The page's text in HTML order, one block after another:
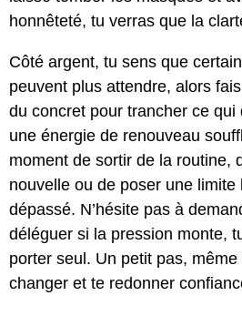
honnêteté, tu verras que la
Côté argent, tu sens que
peuvent plus attendre, alors
du concret pour trancher ce qui
une énergie de renouveau
moment de sortir de la routine,
nouvelle ou de poser une limite
dépassé. N’hésite pas à
déléguer si la pression monte,
porter seul. Un petit pas,
changer et te redonner